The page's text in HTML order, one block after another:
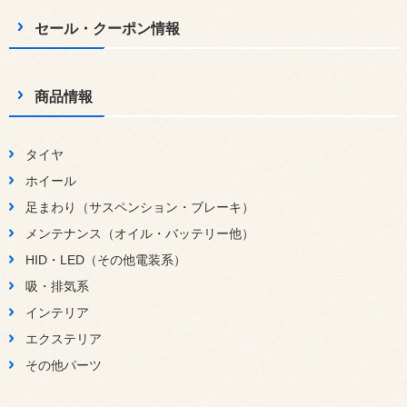
セール・クーポン情報
商品情報
タイヤ
ホイール
足まわり（サスペンション・ブレーキ）
メンテナンス（オイル・バッテリー他）
HID・LED（その他電装系）
吸・排気系
インテリア
エクステリア
その他パーツ